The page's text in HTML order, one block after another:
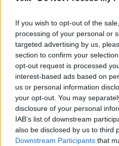
If you wish to opt-out of the
processing of your personal or
targeted advertising by us,
section to confirm your
opt-out request is processed
interest-based ads based on
us or personal information
your opt-out. You may
disclosure of your personal
IAB’s list of downstream
also be disclosed by us to third
Downstream Participants that
Komentarai
Rašyti komentarą
Jūsų vardas
Komentaras